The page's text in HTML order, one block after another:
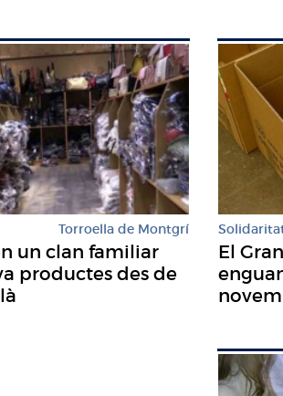
Torroella de Montgrí
un clan familiar
productes des de
El